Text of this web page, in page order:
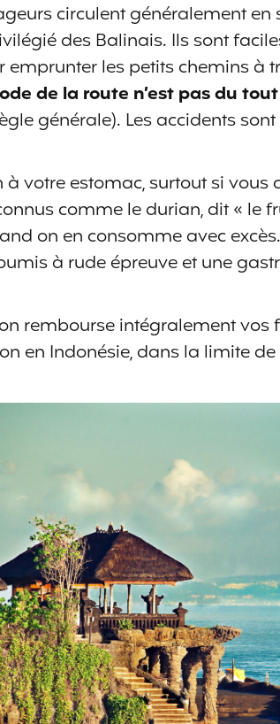
circulent généralement en
des Balinais. Ils sont
les petits chemins à
de la route n’est pas du
générale). Les accidents
à votre estomac, surtout si vous
comme le durian, dit « le
on en consomme avec
à rude épreuve et une
rembourse intégralement
en Indonésie, dans la limite